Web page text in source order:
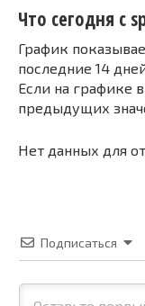
Что сегодня с
График
последние 14
Если на графике
предыдущих
Нет данных для
Подписаться